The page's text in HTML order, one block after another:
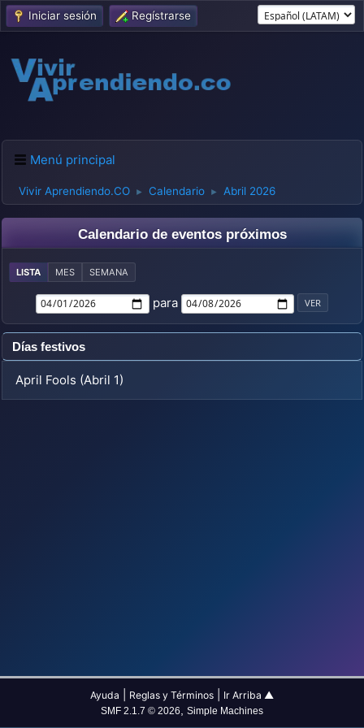
Iniciar sesión Regístrarse
Menú principal
Vivir Aprendiendo.CO ► Calendario ► Abril 2026
Calendario de eventos próximos
LISTA MES SEMANA
para
Días festivos
April Fools (Abril 1)
Ayuda Reglas y Términos Ir Arriba ▲
SMF 2.1.7 © 2026, Simple Machines